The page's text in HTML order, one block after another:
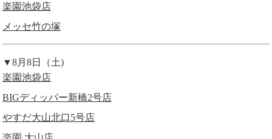
楽園池袋店
メッセ竹の塚
▼8月8日（土)
楽園池袋店
BIGディッパー新橋2号店
やすだ大山北口5号店